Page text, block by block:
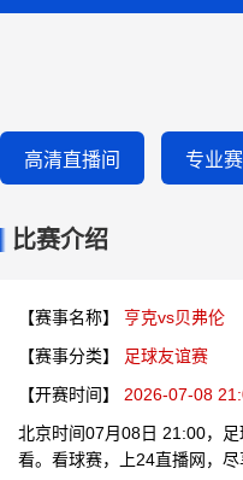
高清直播间 专业
比赛介绍
【赛事名称】
亨克vs贝弗伦
【赛事分类】
足球友谊赛
【开赛时间】
2026-07-08
北京时间07月08日 21:00，
看。看球赛，上24直播网，尽